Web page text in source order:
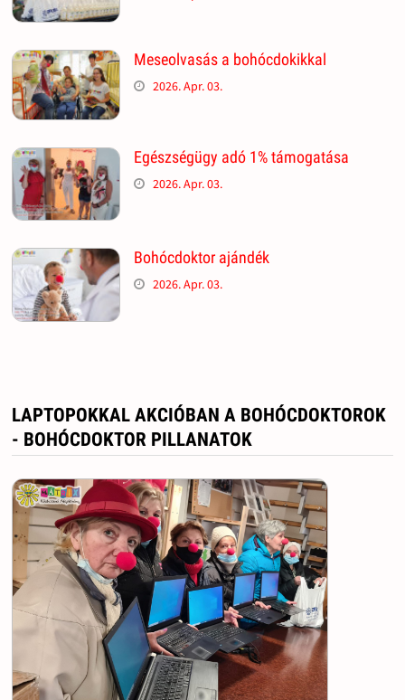
Meseolvasás a bohócdokikkal
2026. Apr. 03.
Egészségügy adó 1% támogatása
2026. Apr. 03.
Bohócdoktor ajándék
2026. Apr. 03.
LAPTOPOKKAL AKCIÓBAN A BOHÓCDOKTOROK
- BOHÓCDOKTOR PILLANATOK